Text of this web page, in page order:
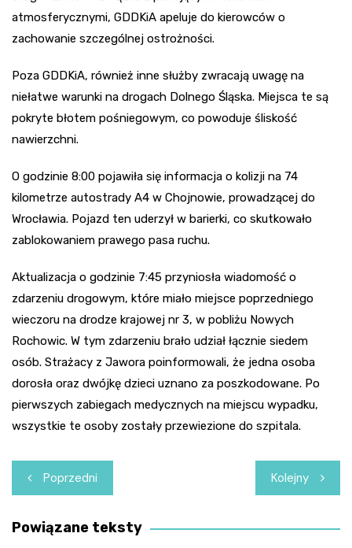
atmosferycznymi, GDDKiA apeluje do kierowców o
zachowanie szczególnej ostrożności.
Poza GDDKiA, również inne służby zwracają uwagę na
niełatwe warunki na drogach Dolnego Śląska. Miejsca te są
pokryte błotem pośniegowym, co powoduje śliskość
nawierzchni.
O godzinie 8:00 pojawiła się informacja o kolizji na 74
kilometrze autostrady A4 w Chojnowie, prowadzącej do
Wrocławia. Pojazd ten uderzył w barierki, co skutkowało
zablokowaniem prawego pasa ruchu.
Aktualizacja o godzinie 7:45 przyniosła wiadomość o
zdarzeniu drogowym, które miało miejsce poprzedniego
wieczoru na drodze krajowej nr 3, w pobliżu Nowych
Rochowic. W tym zdarzeniu brało udział łącznie siedem
osób. Strażacy z Jawora poinformowali, że jedna osoba
dorosła oraz dwójkę dzieci uznano za poszkodowane. Po
pierwszych zabiegach medycznych na miejscu wypadku,
wszystkie te osoby zostały przewiezione do szpitala.
Nawigacja
wpisu
Poprzedni Kolejny
Powiązane teksty